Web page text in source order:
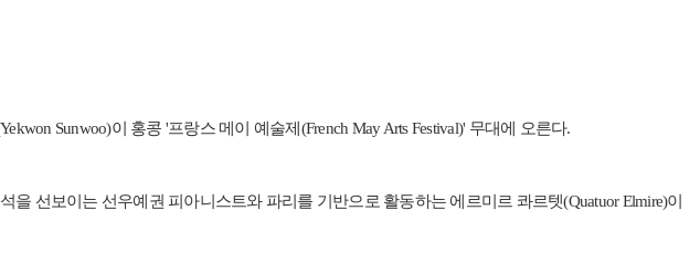
Sunwoo)이 홍콩 '프랑스 메이 예술제(French May Arts Festival)' 무대에 오른다.
을 선보이는 선우예권 피아니스트와 파리를 기반으로 활동하는 에르미르 콰르텟(Quatuor Elmire)이